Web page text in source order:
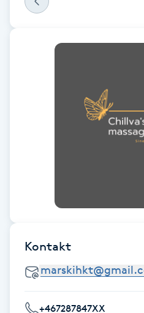
Face framing
Fillers
Fotmassage
Kontakt
+467287847XX